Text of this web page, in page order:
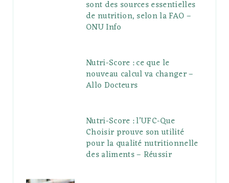
sont des sources essentielles
de nutrition, selon la FAO –
ONU Info
Nutri-Score : ce que le
nouveau calcul va changer –
Allo Docteurs
Nutri-Score : l’UFC-Que
Choisir prouve son utilité
pour la qualité nutritionnelle
des aliments – Réussir